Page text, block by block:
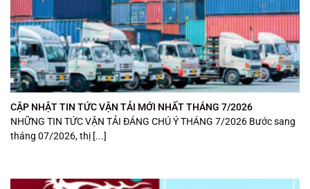
CẬP NHẬT TIN TỨC VẬN TẢI MỚI NHẤT THÁNG 7/2026
NHỮNG TIN TỨC VẬN TẢI ĐÁNG CHÚ Ý THÁNG 7/2026 Bước sang
tháng 07/2026, thị [...]